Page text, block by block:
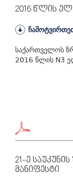
2016 Წლის
საქართველოს
2016 წლის N3
21-Ე
Მანიფესტი